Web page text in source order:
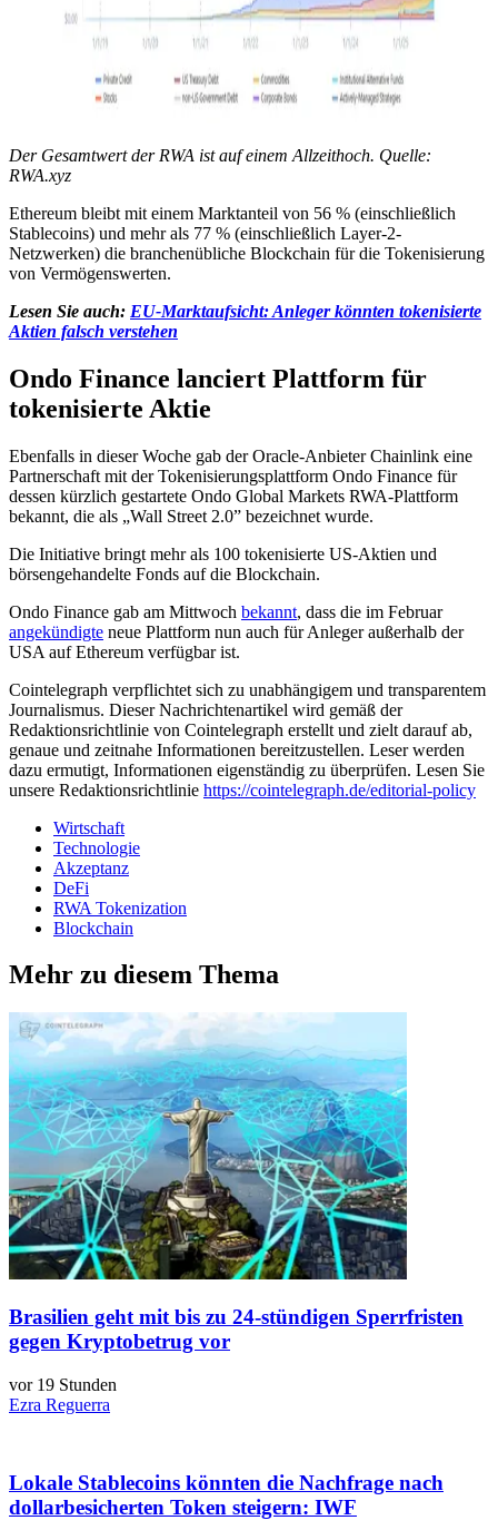
Der Gesamtwert der RWA ist auf einem Allzeithoch. Quelle:
RWA.xyz
Ethereum bleibt mit einem Marktanteil von 56 % (einschließlich
Stablecoins) und mehr als 77 % (einschließlich Layer-2-
Netzwerken) die branchenübliche Blockchain für die Tokenisierung
von Vermögenswerten.
Lesen Sie auch: EU-Marktaufsicht: Anleger könnten tokenisierte
Aktien falsch verstehen
Ondo Finance lanciert Plattform für
tokenisierte Aktie
Ebenfalls in dieser Woche gab der Oracle-Anbieter Chainlink eine
Partnerschaft mit der Tokenisierungsplattform Ondo Finance für
dessen kürzlich gestartete Ondo Global Markets RWA-Plattform
bekannt, die als „Wall Street 2.0” bezeichnet wurde.
Die Initiative bringt mehr als 100 tokenisierte US-Aktien und
börsengehandelte Fonds auf die Blockchain.
Ondo Finance gab am Mittwoch bekannt, dass die im Februar
angekündigte neue Plattform nun auch für Anleger außerhalb der
USA auf Ethereum verfügbar ist.
Cointelegraph verpflichtet sich zu unabhängigem und transparentem
Journalismus. Dieser Nachrichtenartikel wird gemäß der
Redaktionsrichtlinie von Cointelegraph erstellt und zielt darauf ab,
genaue und zeitnahe Informationen bereitzustellen. Leser werden
dazu ermutigt, Informationen eigenständig zu überprüfen. Lesen Sie
unsere Redaktionsrichtlinie https://cointelegraph.de/editorial-policy
Wirtschaft
Technologie
Akzeptanz
DeFi
RWA Tokenization
Blockchain
Mehr zu diesem Thema
Brasilien geht mit bis zu 24-stündigen Sperrfristen
gegen Kryptobetrug vor
vor 19 Stunden
Ezra Reguerra
Lokale Stablecoins könnten die Nachfrage nach
dollarbesicherten Token steigern: IWF